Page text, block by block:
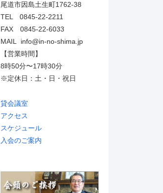
尾道市因島土生町1762-38
TEL 0845-22-2211
FAX 0845-22-6033
MAIL info@in-no-shima.jp
【営業時間】
8時50分〜17時30分
※定休日：土・日・祝日
貸会議室
アクセス
スケジュール
入会のご案内